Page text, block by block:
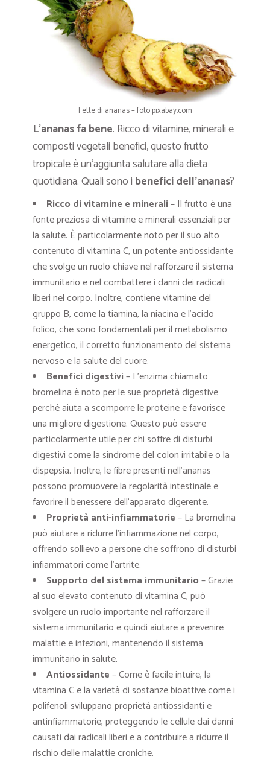
Fette di ananas – foto pixabay.com
L’ananas fa bene. Ricco di vitamine, minerali e
composti vegetali benefici, questo frutto
tropicale è un’aggiunta salutare alla dieta
quotidiana. Quali sono i benefici dell’ananas?
Ricco di vitamine e minerali– Il frutto è una
fonte preziosa di vitamine e minerali essenziali per
la salute. È particolarmente noto per il suo alto
contenuto di vitamina C, un potente antiossidante
che svolge un ruolo chiave nel rafforzare il sistema
immunitario e nel combattere i danni dei radicali
liberi nel corpo. Inoltre, contiene vitamine del
gruppo B, come la tiamina, la niacina e l’acido
folico, che sono fondamentali per il metabolismo
energetico, il corretto funzionamento del sistema
nervoso e la salute del cuore.
Benefici digestivi– L’enzima chiamato
bromelina è noto per le sue proprietà digestive
perché aiuta a scomporre le proteine ​​e favorisce
una migliore digestione. Questo può essere
particolarmente utile per chi soffre di disturbi
digestivi come la sindrome del colon irritabile o la
dispepsia. Inoltre, le fibre presenti nell’ananas
possono promuovere la regolarità intestinale e
favorire il benessere dell’apparato digerente.
Proprietà anti-infiammatorie– La bromelina
può aiutare a ridurre l’infiammazione nel corpo,
offrendo sollievo a persone che soffrono di disturbi
infiammatori come l’artrite.
Supporto del sistema immunitario– Grazie
al suo elevato contenuto di vitamina C, può
svolgere un ruolo importante nel rafforzare il
sistema immunitario e quindi aiutare a prevenire
malattie e infezioni, mantenendo il sistema
immunitario in salute.
Antiossidante– Come è facile intuire, la
vitamina C e la varietà di sostanze bioattive come i
polifenoli sviluppano proprietà antiossidanti e
antinfiammatorie, proteggendo le cellule dai danni
causati dai radicali liberi e a contribuire a ridurre il
rischio delle malattie croniche.